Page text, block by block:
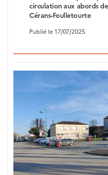
circulation aux abords
Cérans-Foulletourte
Publié le 17/07/2025